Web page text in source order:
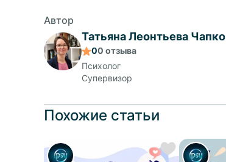
Автор
Татьяна Леонтьева
00 отзыва
Психолог
Супервизор
Похожие статьи